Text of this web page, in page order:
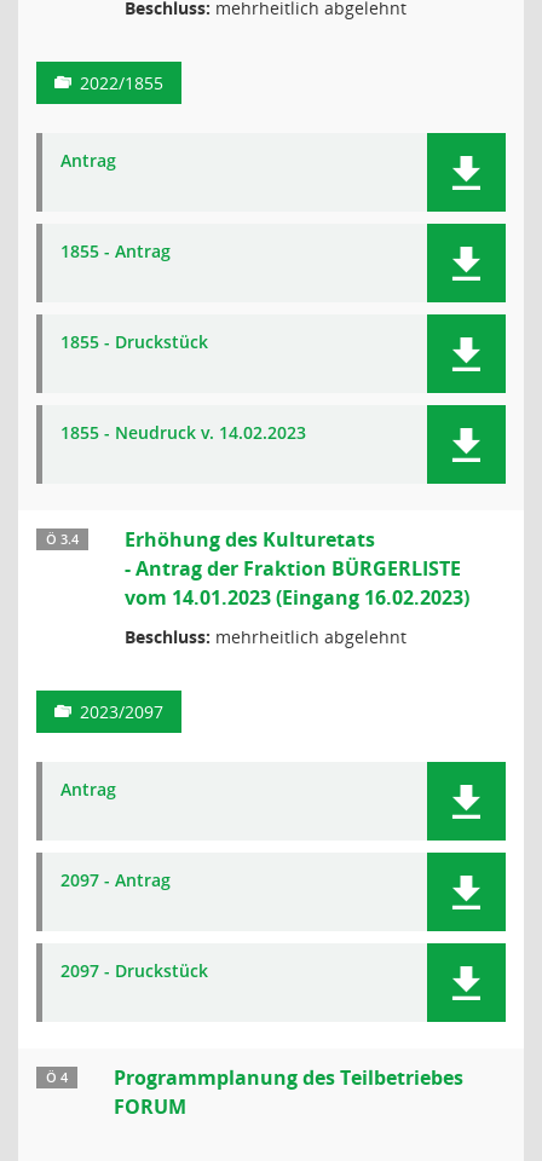
Beschluss: mehrheitlich abgelehnt
2022/1855
Antrag
1855 - Antrag
1855 - Druckstück
1855 - Neudruck v. 14.02.2023
Ö 3.4
Erhöhung des Kulturetats
- Antrag der Fraktion BÜRGERLISTE
vom 14.01.2023 (Eingang 16.02.2023)
Beschluss: mehrheitlich abgelehnt
2023/2097
Antrag
2097 - Antrag
2097 - Druckstück
Ö 4
Programmplanung des Teilbetriebes
FORUM